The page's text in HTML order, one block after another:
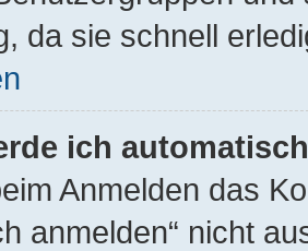
da sie schnell
ich
Anmelden das
anmelden“ nicht